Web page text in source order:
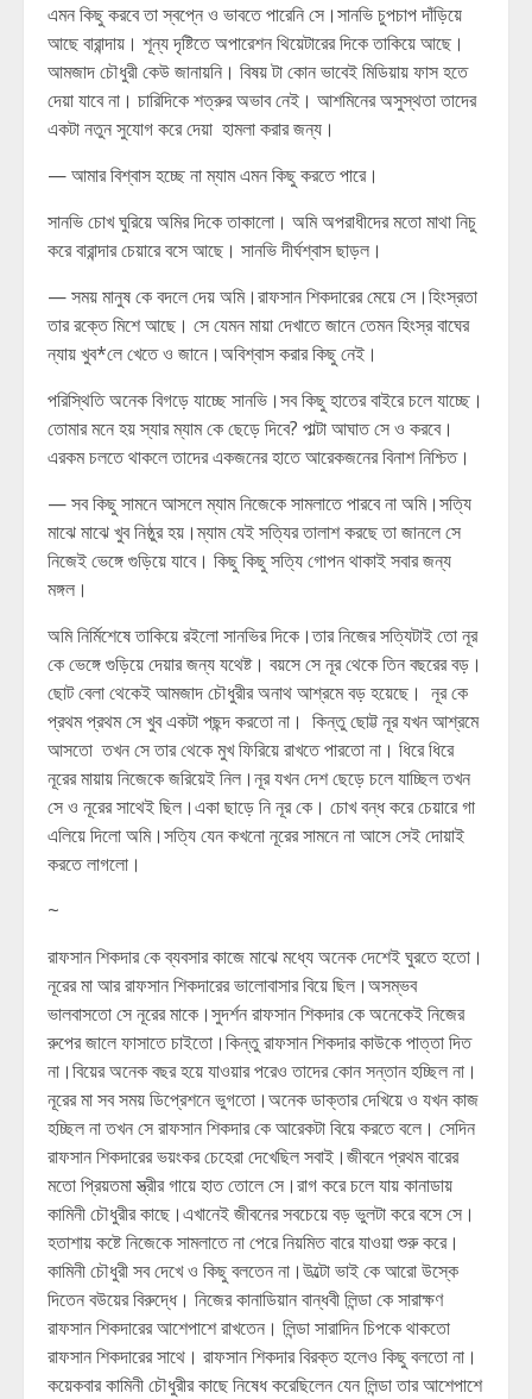
এমন কিছু করবে তা স্বপ্নে ও ভাবতে পারেনি সে।সানভি চুপচাপ দাঁড়িয়ে
আছে বারান্দায়। শূন্য দৃষ্টিতে অপারেশন থিয়েটারের দিকে তাকিয়ে আছে।
আমজাদ চৌধুরী কেউ জানায়নি। বিষয় টা কোন ভাবেই মিডিয়ায় ফাস হতে
দেয়া যাবে না। চারিদিকে শত্রুর অভাব নেই। আশমিনের অসুস্থতা তাদের
একটা নতুন সুযোগ করে দেয়া হামলা করার জন্য।
— আমার বিশ্বাস হচ্ছে না ম্যাম এমন কিছু করতে পারে।
সানভি চোখ ঘুরিয়ে অমির দিকে তাকালো। অমি অপরাধীদের মতো মাথা নিচু
করে বারান্দার চেয়ারে বসে আছে। সানভি দীর্ঘশ্বাস ছাড়ল।
— সময় মানুষ কে বদলে দেয় অমি।রাফসান শিকদারের মেয়ে সে।হিংস্রতা
তার রক্তে মিশে আছে। সে যেমন মায়া দেখাতে জানে তেমন হিংস্র বাঘের
ন্যায় খুব*লে খেতে ও জানে।অবিশ্বাস করার কিছু নেই।
পরিস্থিতি অনেক বিগড়ে যাচ্ছে সানভি।সব কিছু হাতের বাইরে চলে যাচ্ছে।
তোমার মনে হয় স্যার ম্যাম কে ছেড়ে দিবে? পাল্টা আঘাত সে ও করবে।
এরকম চলতে থাকলে তাদের একজনের হাতে আরেকজনের বিনাশ নিশ্চিত।
— সব কিছু সামনে আসলে ম্যাম নিজেকে সামলাতে পারবে না অমি।সত্যি
মাঝে মাঝে খুব নিষ্ঠুর হয়।ম্যাম যেই সত্যির তালাশ করছে তা জানলে সে
নিজেই ভেঙ্গে গুড়িয়ে যাবে। কিছু কিছু সত্যি গোপন থাকাই সবার জন্য
মঙ্গল।
অমি নির্মিশেষে তাকিয়ে রইলো সানভির দিকে।তার নিজের সত্যিটাই তো নূর
কে ভেঙ্গে গুড়িয়ে দেয়ার জন্য যথেষ্ট। বয়সে সে নূর থেকে তিন বছরের বড়।
ছোট বেলা থেকেই আমজাদ চৌধুরীর অনাথ আশ্রমে বড় হয়েছে। নূর কে
প্রথম প্রথম সে খুব একটা পছন্দ করতো না। কিন্তু ছোট্ট নূর যখন আশ্রমে
আসতো তখন সে তার থেকে মুখ ফিরিয়ে রাখতে পারতো না। ধিরে ধিরে
নূরের মায়ায় নিজেকে জরিয়েই নিল।নূর যখন দেশ ছেড়ে চলে যাচ্ছিল তখন
সে ও নূরের সাথেই ছিল।একা ছাড়ে নি নূর কে। চোখ বন্ধ করে চেয়ারে গা
এলিয়ে দিলো অমি।সত্যি যেন কখনো নূরের সামনে না আসে সেই দোয়াই
করতে লাগলো।
~
রাফসান শিকদার কে ব্যবসার কাজে মাঝে মধ্যে অনেক দেশেই ঘুরতে হতো।
নূরের মা আর রাফসান শিকদারের ভালোবাসার বিয়ে ছিল।অসম্ভব
ভালবাসতো সে নূরের মাকে।সুদর্শন রাফসান শিকদার কে অনেকেই নিজের
রুপের জালে ফাসাতে চাইতো।কিন্তু রাফসান শিকদার কাউকে পাত্তা দিত
না।বিয়ের অনেক বছর হয়ে যাওয়ার পরেও তাদের কোন সন্তান হচ্ছিল না।
নূরের মা সব সময় ডিপ্রেশনে ভুগতো।অনেক ডাক্তার দেখিয়ে ও যখন কাজ
হচ্ছিল না তখন সে রাফসান শিকদার কে আরেকটা বিয়ে করতে বলে। সেদিন
রাফসান শিকদারের ভয়ংকর চেহেরা দেখেছিল সবাই।জীবনে প্রথম বারের
মতো প্রিয়তমা স্ত্রীর গায়ে হাত তোলে সে।রাগ করে চলে যায় কানাডায়
কামিনী চৌধুরীর কাছে।এখানেই জীবনের সবচেয়ে বড় ভুলটা করে বসে সে।
হতাশায় কষ্টে নিজেকে সামলাতে না পেরে নিয়মিত বারে যাওয়া শুরু করে।
কামিনী চৌধুরী সব দেখে ও কিছু বলতেন না।উল্টো ভাই কে আরো উস্কে
দিতেন বউয়ের বিরুদ্ধে। নিজের কানাডিয়ান বান্ধবী লিন্ডা কে সারাক্ষণ
রাফসান শিকদারের আশেপাশে রাখতেন। লিন্ডা সারাদিন চিপকে থাকতো
রাফসান শিকদারের সাথে। রাফসান শিকদার বিরক্ত হলেও কিছু বলতো না।
কয়েকবার কামিনী চৌধুরীর কাছে নিষেধ করেছিলেন যেন লিন্ডা তার আশেপাশে